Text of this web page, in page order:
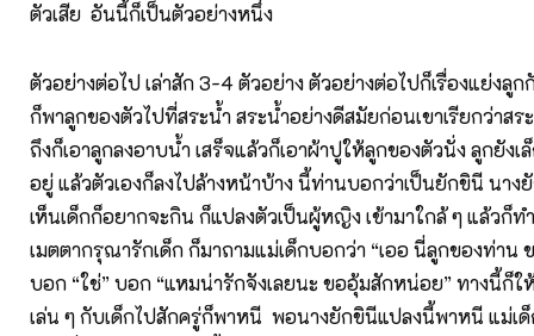
ตัวเสีย อันนี้ก็เป็นตัวอย่างหนึ่ง
ตัวอย่างต่อไป เล่าสัก 3-4 ตัวอย่าง ตัวอย่างต่อไปก็เรื่องแย่งลู
ก็พาลูกของตัวไปที่สระน้ำ สระน้ำอย่างดีสมัยก่อนเขาเรียกว่าส
ถึงก็เอาลูกลงอาบน้ำ เสร็จแล้วก็เอาผ้าปูให้ลูกของตัวนั่ง ลูกยังเ
อยู่ แล้วตัวเองก็ลงไปล้างหน้าบ้าง นี้ท่านบอกว่าเป็นยักขินี นา
เห็นเด็กก็อยากจะกิน ก็แปลงตัวเป็นผู้หญิง เข้ามาใกล้ ๆ แล้วก็ท
เมตตากรุณารักเด็ก ก็มาถามแม่เด็กบอกว่า “เออ นี่ลูกของท่าน
บอก “ใช่” บอก “แหมน่ารักจังเลยนะ ขออุ้มสักหน่อย” ทางนี้ก็
เล่น ๆ กับเด็กไปสักครู่ก็พาหนี พอนางยักขินีแปลงนี้พาหนี แม่เด็